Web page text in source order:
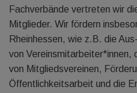
Fachverbände vertreten wir
Mitglieder. Wir fördern
Rheinhessen, wie z.B. die
von Vereinsmitarbeiter*innen,
von Mitgliedsvereinen,
Öffentlichkeitsarbeit und die